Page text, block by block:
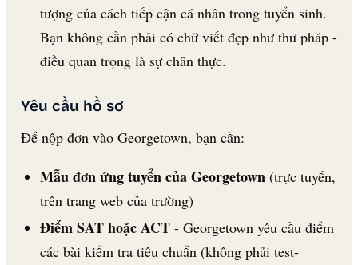
tượng của cách tiếp cận cá nhân trong tuyển sinh.
Bạn không cần phải có chữ viết đẹp như thư pháp -
điều quan trọng là sự chân thực.
Yêu cầu hồ sơ
Để nộp đơn vào Georgetown, bạn cần:
Mẫu đơn ứng tuyển của Georgetown(trực tuyến,
trên trang web của trường)
Điểm SAT hoặc ACT- Georgetown yêu cầu điểm
các bài kiểm tra tiêu chuẩn (không phải test-